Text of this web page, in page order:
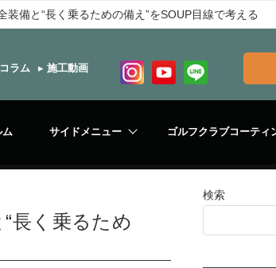
備と“長く乗るための備え”をSOUP目線で考える
コラム ▸ 施工動画
ム サイドメニュー ゴルフクラブコーティ
長く乗るため
検索